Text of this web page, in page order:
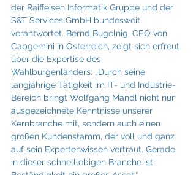
der Raiffeisen Informatik Gruppe und der
S&T Services GmbH bundesweit
verantwortet. Bernd Bugelnig, CEO von
Capgemini in Österreich, zeigt sich erfreut
über die Expertise des
Wahlburgenländers: „Durch seine
langjährige Tätigkeit im IT- und Industrie-
Bereich bringt Wolfgang Mandl nicht nur
ausgezeichnete Kenntnisse unserer
Kernbranche mit, sondern auch einen
großen Kundenstamm, der voll und ganz
auf sein Expertenwissen vertraut. Gerade
in dieser schnelllebigen Branche ist